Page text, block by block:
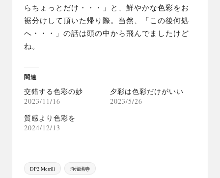
らちょっとだけ・・・」と、鮮やかな色彩をお
裾分けして頂いた帰り際。当然、「この後何処
へ・・・」の話は頭の中から飛んでましたけど
ね。
関連
交錯する色彩の妙
2023/11/16
夕彩は色彩だけがいい
2023/5/26
質感より色彩を
2024/12/13
Tags:
DP2 Merrill 浄瑠璃寺